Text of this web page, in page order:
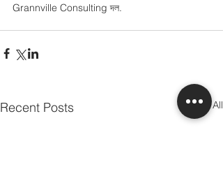
Grannville Consulting দল.
Recent Posts See All